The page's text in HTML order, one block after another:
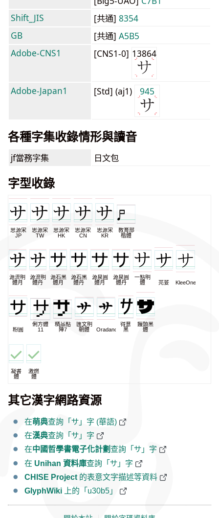
Shift_JIS
[共通] 8354
GB
[共通] A5B5
Adobe-CNS1
[CNS1-0] 13864
Adobe-Japan1 [Std] (aj1) 945
各種字集收錄情形與讀音
jf當務字集 日文包
字型收錄
思源宋
JP
思源宋
TW
思源宋
HK
思源宋
CN
思源宋
KR
教育部
楷體
源流明
體月
源流明
體丹
源石黑
體月
源石黑
體丹
源泉圓
體月
源泉圓
體丹
一點明
體
芫荽 KleeOne
粉圓
俐方體
11
精品點
陣7
匯文明
朝體
Oradano
得意
黑
饅頭黑
體
凝書
體
激燃
體
其它漢字網路資源
在萌典查詢「サ」字 (華語)
在漢典查詢「サ」字
在中國哲學書電子化計劃查詢「サ」字
在 Unihan 資料庫查詢「サ」字
CHISE Project 的表意文字描述等資料
GlyphWiki 上的「u30b5」